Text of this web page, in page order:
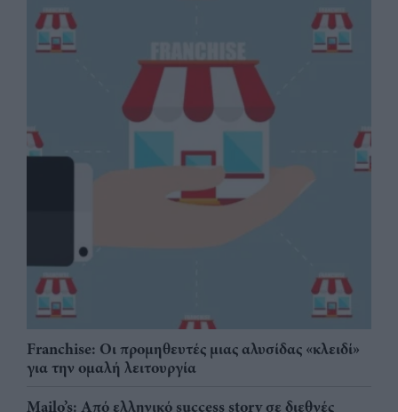
Franchise: Οι προμηθευτές μιας αλυσίδας «κλειδί»
για την ομαλή λειτουργία
Mailo’s: Από ελληνικό success story σε διεθνές